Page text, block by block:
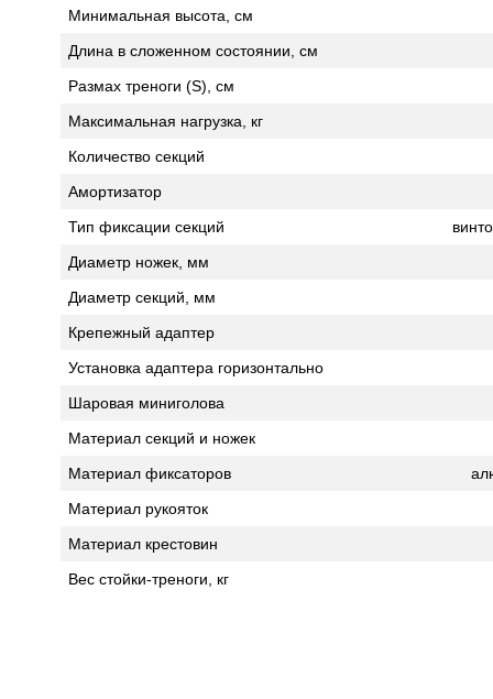
Минимальная высота, см
Длина в сложенном состоянии, см
Размах треноги (S), см
Максимальная нагрузка, кг
Количество секций
Амортизатор
Тип фиксации секций
Диаметр ножек, мм
Диаметр секций, мм
Крепежный адаптер
Установка адаптера горизонтально
Шаровая миниголова
Материал секций и ножек
Материал фиксаторов
Материал рукояток
Материал крестовин
Вес стойки-треноги, кг